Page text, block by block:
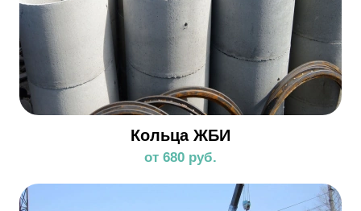
Кольца ЖБИ
от 680 руб.